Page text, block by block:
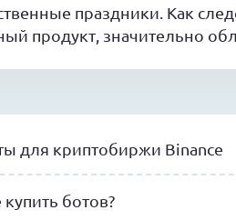
праздники. Как
продукт, значительно
для криптобиржи Binance
купить ботов?